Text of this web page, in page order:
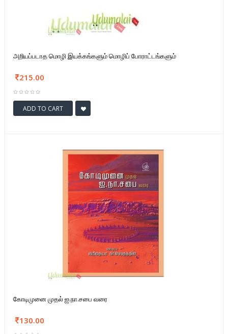
அறியப்படாத மொழி இயக்கங்களும் மொழிப் போராட்டங்களும்
215.00
ADD TO CART
கோடிமுனை முதல் ஐ.நா.சபை வரை
130.00